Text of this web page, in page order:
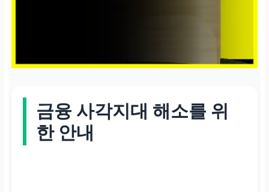
금융 사각지대 해소를 위
한 안내